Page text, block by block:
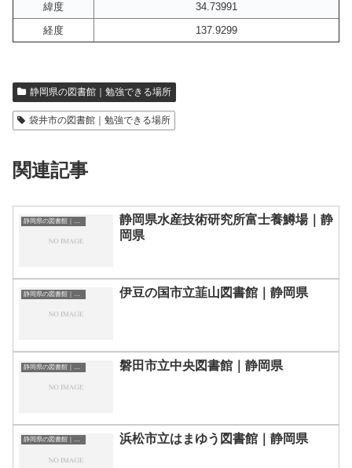
緯度
34.73991
経度
137.9299
静岡県の図書館｜勉強できる場所
袋井市の図書館｜勉強できる場所
関連記事
静岡県水産技術研究所富士養鱒場｜静
岡県
伊豆の国市立韮山図書館｜静岡県
磐田市立中央図書館｜静岡県
静岡県の図書館｜勉強できる場所 浜松市立はまゆう図書館｜静岡県